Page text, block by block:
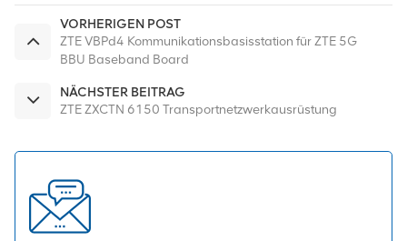
VORHERIGEN POST
ZTE VBPd4 Kommunikationsbasisstation für ZTE 5G
BBU Baseband Board
NÄCHSTER BEITRAG
ZTE ZXCTN 6150 Transportnetzwerkausrüstung